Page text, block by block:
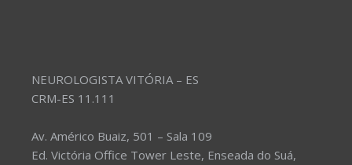
NEUROLOGISTA VITÓRIA – ES
CRM-ES 11.111
Av. Américo Buaiz, 501 – Sala 109
Ed. Victória Office Tower Leste, Enseada do Suá,